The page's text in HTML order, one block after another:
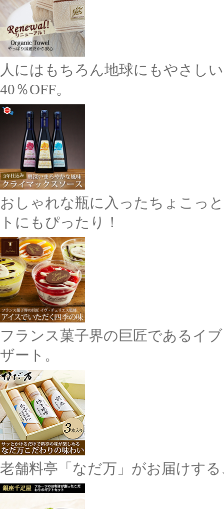
人にはもちろん地球にもやさし
40％OFF。
おしゃれな瓶に入ったちょこっ
トにもぴったり！
フランス菓子界の巨匠であるイ
ザート。
老舗料亭「なだ万」がお届けす